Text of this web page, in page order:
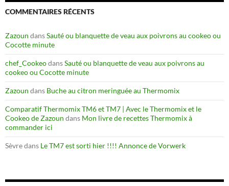
COMMENTAIRES RÉCENTS
Zazoun dansSauté ou blanquette de veau aux poivrons au cookeo ou
Cocotte minute
chef_CookeodansSauté ou blanquette de veau aux poivrons au
cookeo ou Cocotte minute
Zazoun dans Buche au citron meringuée au Thermomix
Comparatif Thermomix TM6 et TM7 | Avec le Thermomix et le
Cookeo de Zazoun dans Mon livre de recettes Thermomix à
commander ici
Sèvredans Le TM7 est sorti hier !!!! Annonce de Vorwerk